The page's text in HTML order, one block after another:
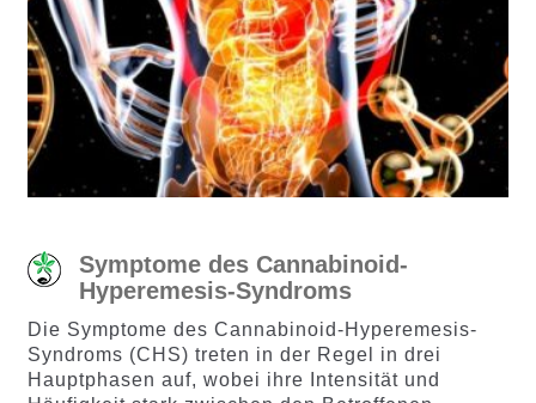
Symptome des Cannabinoid-
Hyperemesis-Syndroms
Die Symptome des Cannabinoid-Hyperemesis-
Syndroms (CHS) treten in der Regel in drei
Hauptphasen auf, wobei ihre Intensität und